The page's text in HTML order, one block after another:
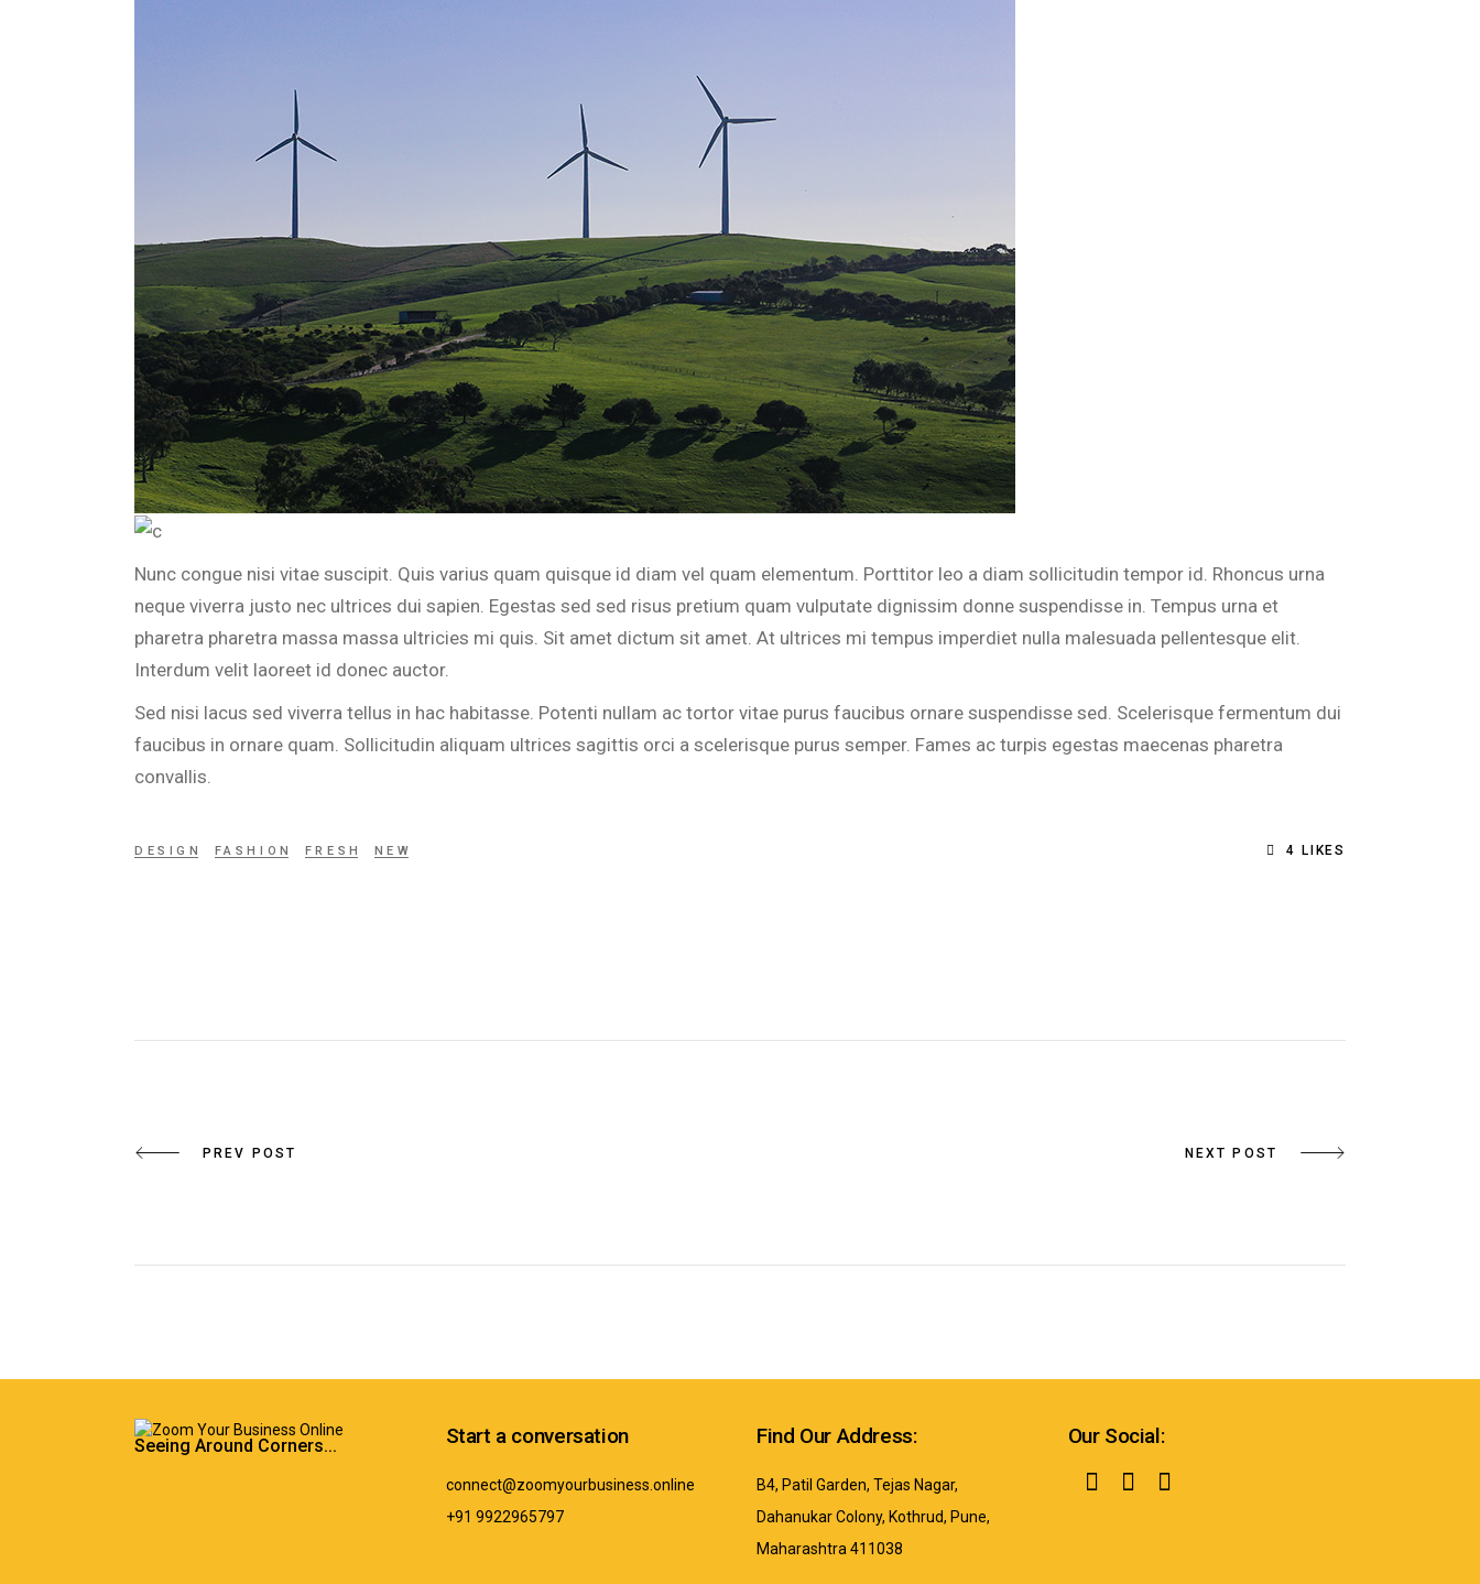
Nunc congue nisi vitae suscipit. Quis varius quam quisque id diam vel quam elementum. Porttitor leo a diam sollicitudin tempor id. Rhoncus urna
neque viverra justo nec ultrices dui sapien. Egestas sed sed risus pretium quam vulputate dignissim donne suspendisse in. Tempus urna et
pharetra pharetra massa massa ultricies mi quis. Sit amet dictum sit amet. At ultrices mi tempus imperdiet nulla malesuada pellentesque elit.
Interdum velit laoreet id donec auctor.
Sed nisi lacus sed viverra tellus in hac habitasse. Potenti nullam ac tortor vitae purus faucibus ornare suspendisse sed. Scelerisque fermentum dui
faucibus in ornare quam. Sollicitudin aliquam ultrices sagittis orci a scelerisque purus semper. Fames ac turpis egestas maecenas pharetra
convallis.
DESIGN FASHION FRESH NEW 4 LIKES
PREV POST NEXT POST
Seeing Around Corners... Start a conversation
connect@zoomyourbusiness.online
+91 9922965797
Find Our Address:
B4, Patil Garden, Tejas Nagar,
Dahanukar Colony, Kothrud, Pune,
Maharashtra 411038
Our Social: